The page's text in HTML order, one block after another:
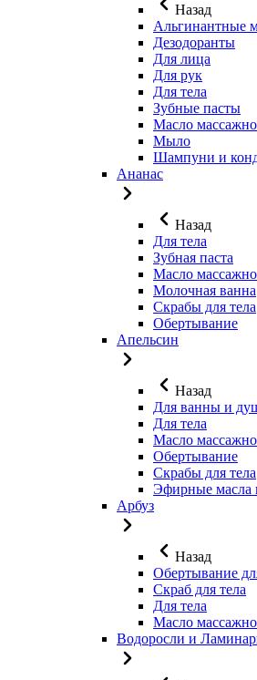
Назад
Альгинантные
Дезодоранты
Для лица
Для рук
Для тела
Зубные пасты
Масло
Мыло
Шампуни и
Ананас
Назад
Для тела
Зубная паста
Масло
Молочная ванна
Скрабы для тела
Обертывание
Апельсин
Назад
Для ванны и
Для тела
Масло
Обертывание
Скрабы для тела
Эфирные масла
Арбуз
Назад
Обертывание
Скраб для тела
Для тела
Масло
Водоросли и